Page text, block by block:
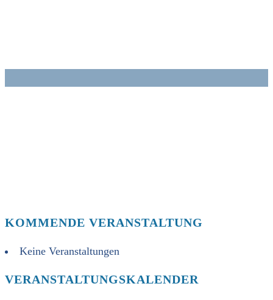
KOMMENDE VERANSTALTUNG
Keine Veranstaltungen
VERANSTALTUNGSKALENDER